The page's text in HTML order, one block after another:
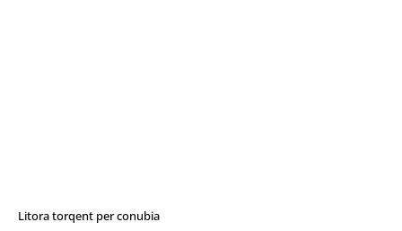
Litora torqent per conubia